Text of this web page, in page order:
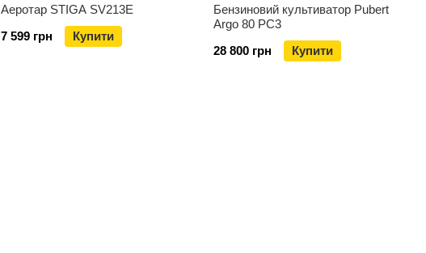
Аеротар STIGA SV213E
7 599 грн
Купити
Бензиновий культиватор Pubert
Argo 80 PC3
28 800 грн
Купити